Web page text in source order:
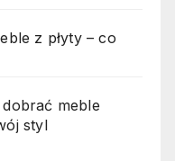
z płyty – co
meble
styl